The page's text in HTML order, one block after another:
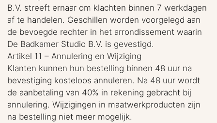
B.V. streeft ernaar om klachten binnen 7 werkdagen
af te handelen. Geschillen worden voorgelegd aan
de bevoegde rechter in het arrondissement waarin
De Badkamer Studio B.V. is gevestigd.
Artikel 11 – Annulering en Wijziging
Klanten kunnen hun bestelling binnen 48 uur na
bevestiging kosteloos annuleren. Na 48 uur wordt
de aanbetaling van 40% in rekening gebracht bij
annulering. Wijzigingen in maatwerkproducten zijn
na bestelling niet meer mogelijk.